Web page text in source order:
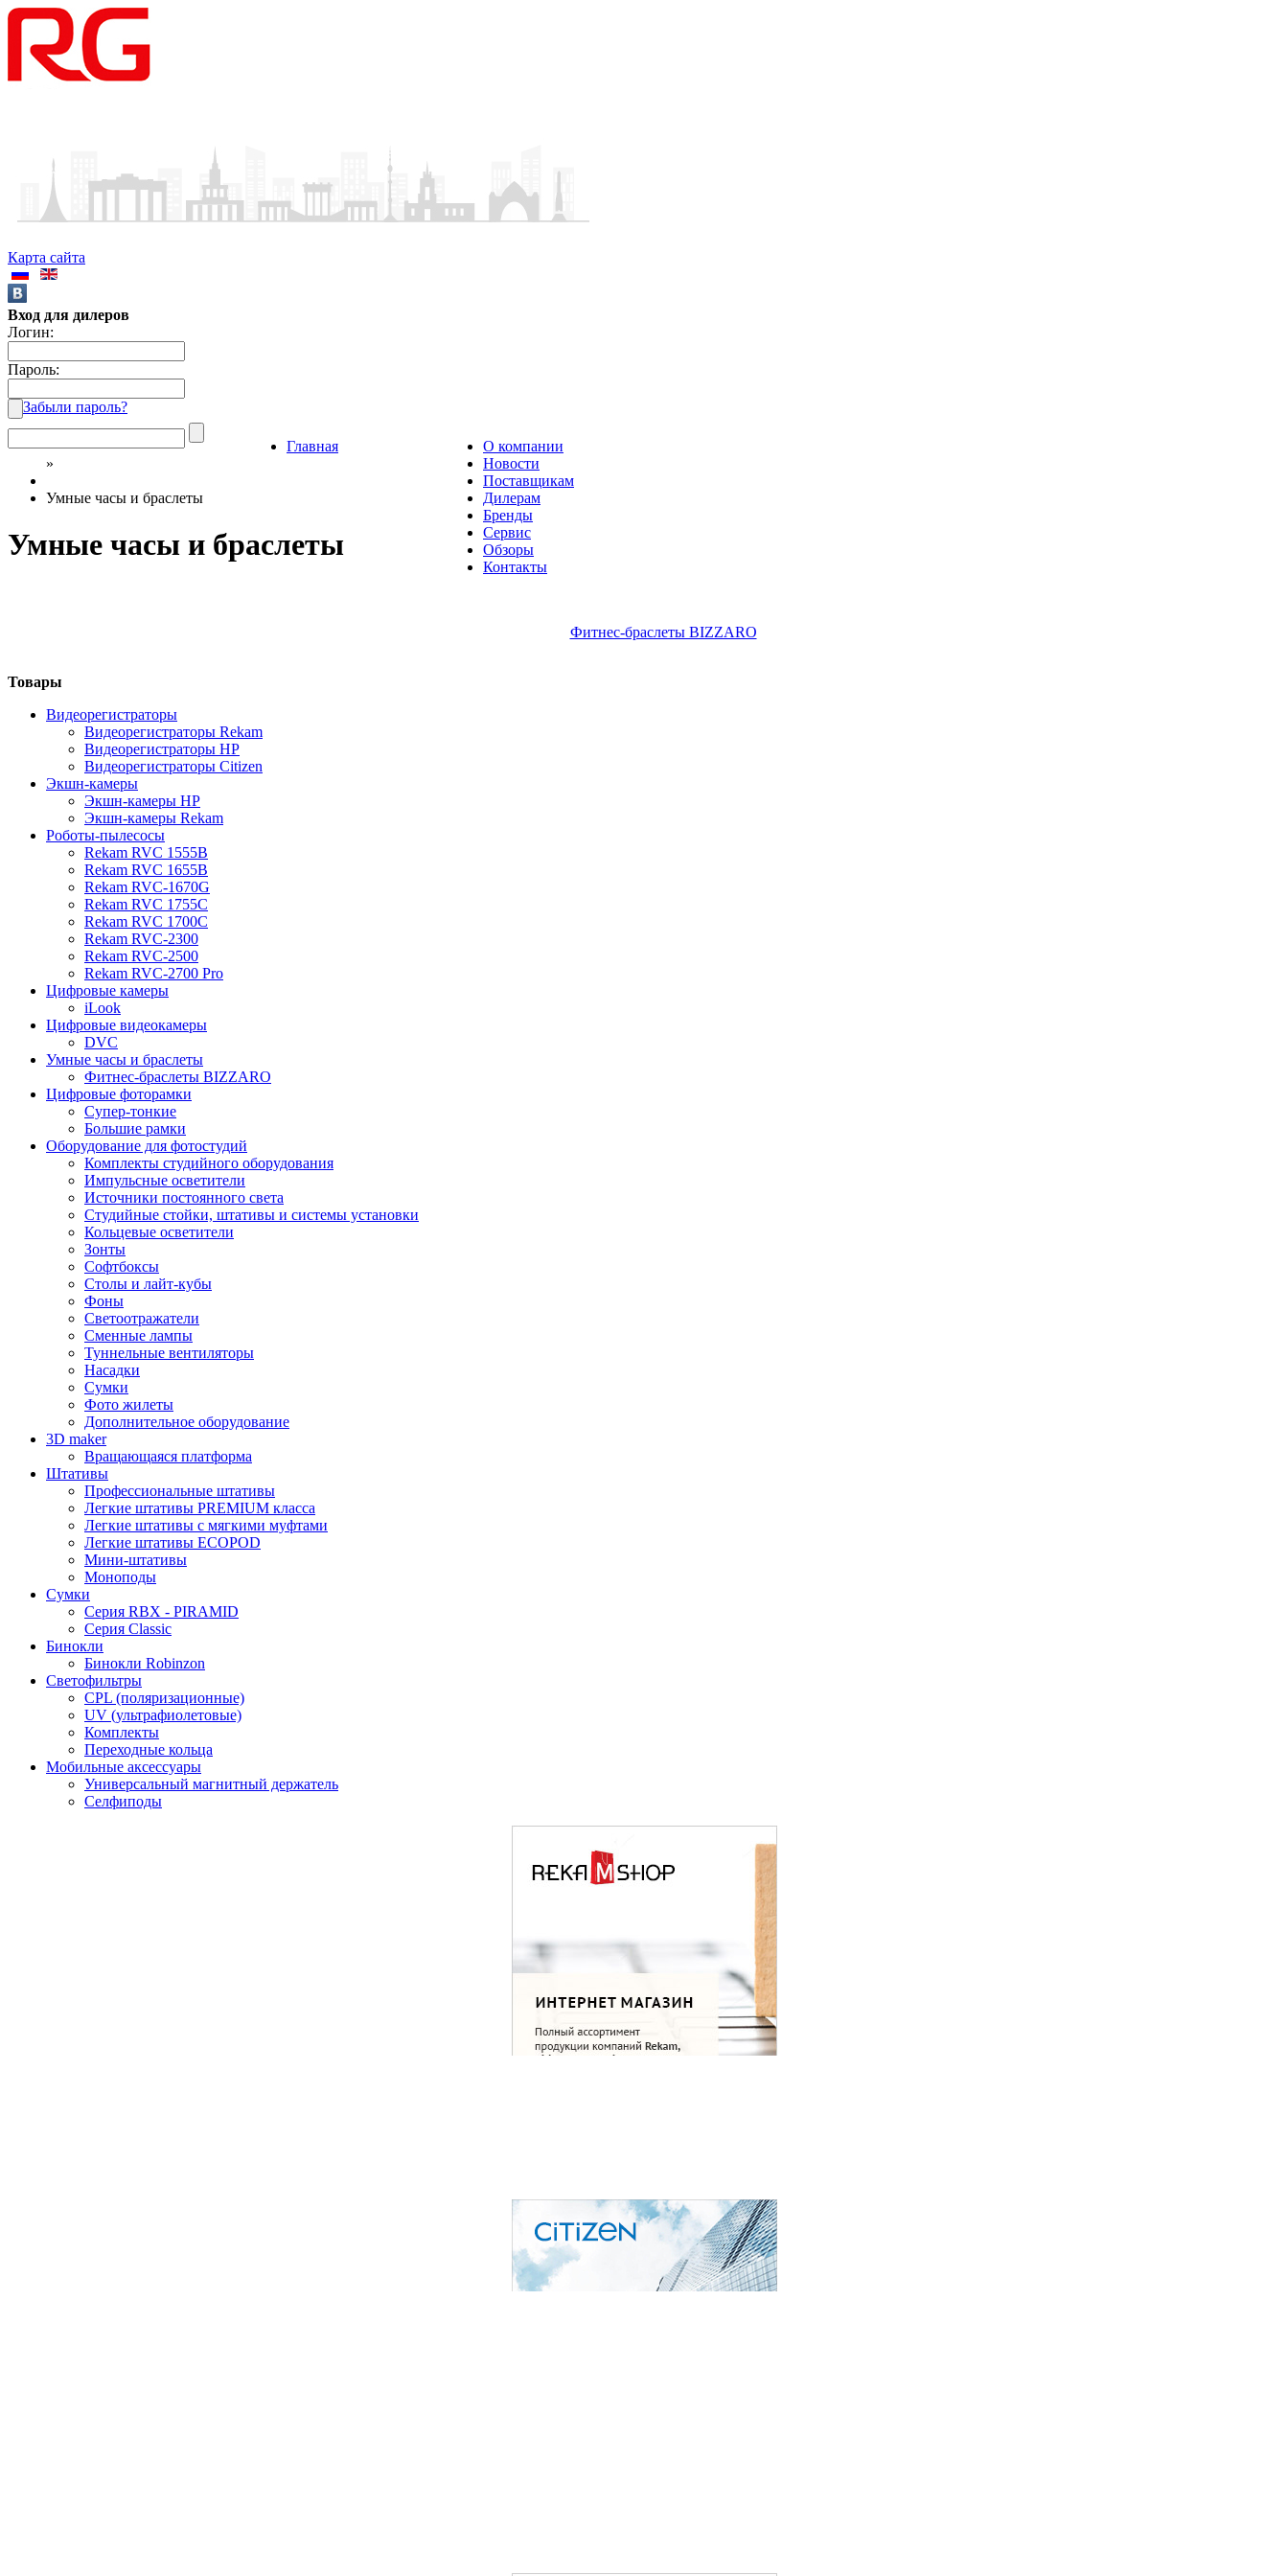
Карта сайта
Вход для дилеров
Логин:
Пароль:
Забыли пароль?
О компании
Новости
Поставщикам
Дилерам
Бренды
Сервис
Обзоры
Контакты
Главная
»
Умные часы и браслеты
Умные часы и браслеты
Фитнес-браслеты BIZZARO
Товары
Видеорегистраторы
Видеорегистраторы Rekam
Видеорегистраторы HP
Видеорегистраторы Citizen
Экшн-камеры
Экшн-камеры HP
Экшн-камеры Rekam
Роботы-пылесосы
Rekam RVC 1555B
Rekam RVC 1655B
Rekam RVC-1670G
Rekam RVC 1755C
Rekam RVC 1700C
Rekam RVC-2300
Rekam RVC-2500
Rekam RVC-2700 Pro
Цифровые камеры
iLook
Цифровые видеокамеры
DVC
Умные часы и браслеты
Фитнес-браслеты BIZZARO
Цифровые фоторамки
Супер-тонкие
Большие рамки
Оборудование для фотостудий
Комплекты студийного оборудования
Импульсные осветители
Источники постоянного света
Студийные стойки, штативы и системы установки
Кольцевые осветители
Зонты
Софтбоксы
Столы и лайт-кубы
Фоны
Светоотражатели
Сменные лампы
Туннельные вентиляторы
Насадки
Сумки
Фото жилеты
Дополнительное оборудование
3D maker
Вращающаяся платформа
Штативы
Профессиональные штативы
Легкие штативы PREMIUM класса
Легкие штативы с мягкими муфтами
Легкие штативы ECOPOD
Мини-штативы
Моноподы
Сумки
Серия RBX - PIRAMID
Серия Сlassic
Бинокли
Бинокли Robinzon
Светофильтры
CPL (поляризационные)
UV (ультрафиолетовые)
Комплекты
Переходные кольца
Мобильные аксессуары
Универсальный магнитный держатель
Селфиподы